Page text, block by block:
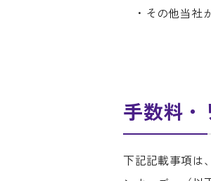
・その他当
手数料・
下記記載事項は